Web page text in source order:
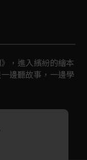
，進入繽紛的繪本
邊聽故事，一邊學